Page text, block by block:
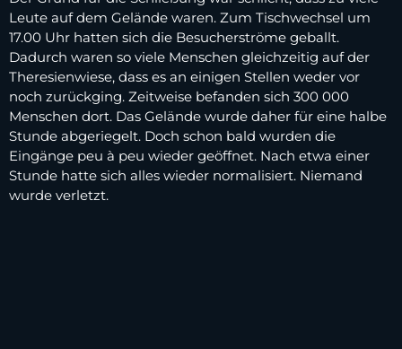
Leute auf dem Gelände waren. Zum Tischwechsel um
17.00 Uhr hatten sich die Besucherströme geballt.
Dadurch waren so viele Menschen gleichzeitig auf der
Theresienwiese, dass es an einigen Stellen weder vor
noch zurückging. Zeitweise befanden sich 300 000
Menschen dort. Das Gelände wurde daher für eine halbe
Stunde abgeriegelt. Doch schon bald wurden die
Eingänge peu à peu wieder geöffnet. Nach etwa einer
Stunde hatte sich alles wieder normalisiert. Niemand
wurde verletzt.